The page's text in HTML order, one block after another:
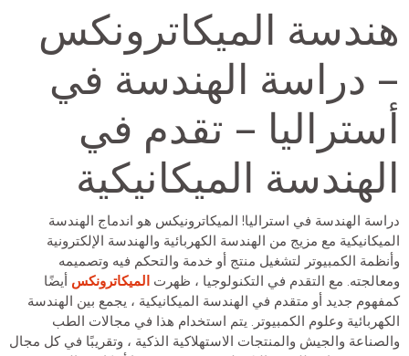
هندسة الميكاترونكس
– دراسة الهندسة في
أستراليا – تقدم في
الهندسة الميكانيكية
دراسة الهندسة في استراليا! الميكاترونيكس هو اندماج الهندسة
الميكانيكية مع مزيج من الهندسة الكهربائية والهندسة الإلكترونية
وأنظمة الكمبيوتر لتشغيل منتج أو خدمة والتحكم فيه وتصميمه
ومعالجته. مع التقدم في التكنولوجيا ، ظهرت الميكاترونكسأيضًا
كمفهوم جديد أو متقدم في الهندسة الميكانيكية ، يجمع بين الهندسة
الكهربائية وعلوم الكمبيوتر. يتم استخدام هذا في مجالات الطب
والصناعة والجيش والمنتجات الاستهلاكية الذكية ، وتقريبًا في كل مجال